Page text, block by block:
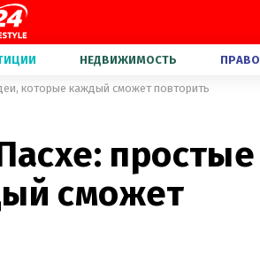
НЕДВИЖИМОСТЬ ПРАВО
которые каждый сможет повторить
простые
сможет